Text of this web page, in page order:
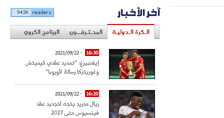
آخر الأخبار
الـكرة الـدوليـة المحـتـرفــون البرنامج الكروي
16:30
- 2021/09/22
إيفنبيرغ: "تمديد عقدي كيميتش
وغوريتزكا رسالة لأوروبا"
16:20
- 2021/09/22
ريال مدريد يتجه لتجديد عقد
فينسيوس حتى 2027